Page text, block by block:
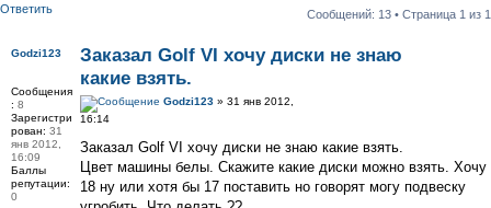
Ответить Сообщений: 13 • Страница 1 из 1
Заказал Golf VI хочу диски не знаю
какие взять.
Godzi123 » 31 янв 2012,
16:14
Заказал Golf VI хочу диски не знаю какие взять.
Цвет машины белы. Скажите какие диски можно взять. Хочу
18 ну или хотя бы 17 поставить но говорят могу подвеску
Godzi123
Сообщения
: 8
Зарегистри
рован: 31
янв 2012,
16:09
Баллы
репутации:
0